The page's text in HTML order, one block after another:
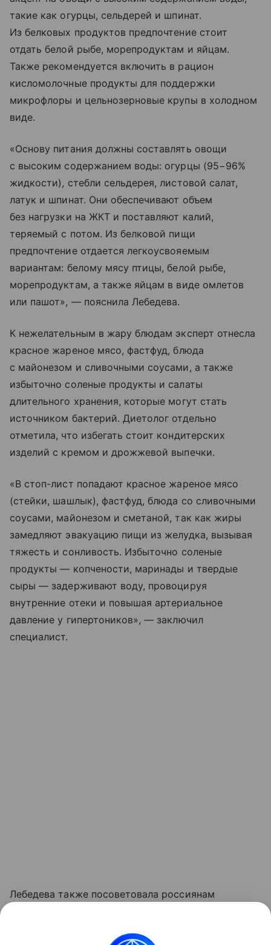
такие как огурцы, сельдерей и шпинат.
Из белковых продуктов предпочтение стоит
отдать белой рыбе, морепродуктам и яйцам.
Также рекомендуется включить в рацион
кисломолочные продукты для поддержки
микрофлоры и цельнозерновые крупы в холодном
виде.
«Основу питания должны составлять овощи
с высоким содержанием воды: огурцы (95−96%
жидкости), стебли сельдерея, листовой салат,
латук и шпинат. Они обеспечивают объем
без нагрузки на ЖКТ и поставляют калий,
теряемый с потом. Из белковой пищи
предпочтение отдается легкоусвояемым
вариантам: белому мясу птицы, белой рыбе,
морепродуктам, а также яйцам в виде омлетов
или пашот», — пояснила Лебедева.
К нежелательным в жару блюдам эксперт отнесла
красное жареное мясо, фастфуд, блюда
с майонезом и сливочными соусами, а также
избыточно соленые продукты и салаты
длительного хранения, которые могут стать
источником бактерий. Диетолог отдельно
отметила, что избегать стоит кондитерских
изделий с кремом и дрожжевой выпечки.
«В стоп-лист попадают красное жареное мясо
(стейки, шашлык), фастфуд, блюда со сливочными
соусами, майонезом и сметаной, так как жиры
замедляют эвакуацию пищи из желудка, вызывая
тяжесть и сонливость. Избыточно соленые
продукты — копчености, маринады и твердые
сыры — задерживают воду, провоцируя
внутренние отеки и повышая артериальное
давление у гипертоников», — заключил
специалист.
Лебедева также посоветовала россиянам